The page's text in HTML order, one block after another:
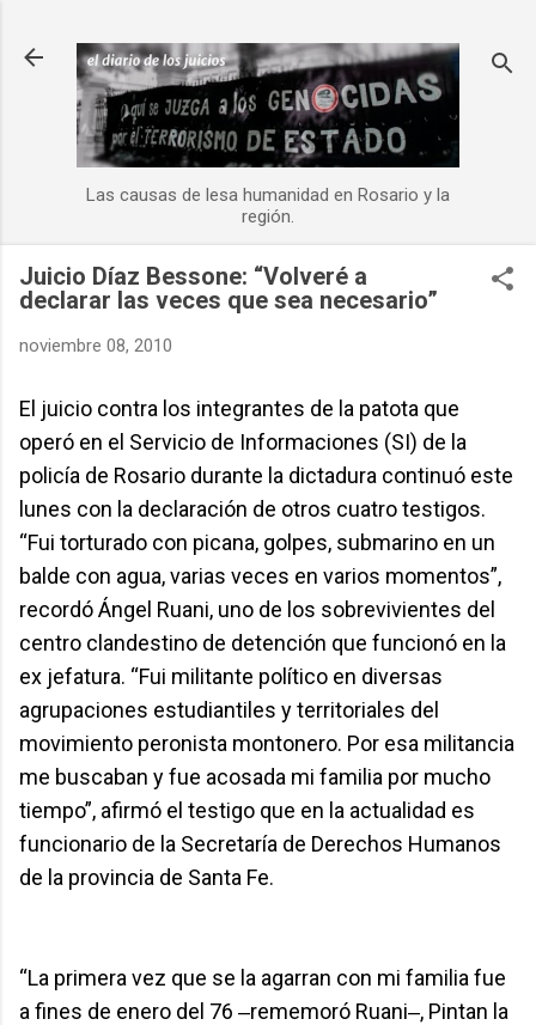
Las causas de lesa humanidad en Rosario y la
región.
Juicio Díaz Bessone: “Volveré a
declarar las veces que sea necesario”
noviembre 08, 2010
El juicio contra los integrantes de la patota que
operó en el Servicio de Informaciones (SI) de la
policía de Rosario durante la dictadura continuó este
lunes con la declaración de otros cuatro testigos.
“Fui torturado con picana, golpes, submarino en un
balde con agua, varias veces en varios momentos”,
recordó Ángel Ruani, uno de los sobrevivientes del
centro clandestino de detención que funcionó en la
ex jefatura. “Fui militante político en diversas
agrupaciones estudiantiles y territoriales del
movimiento peronista montonero. Por esa militancia
me buscaban y fue acosada mi familia por mucho
tiempo”, afirmó el testigo que en la actualidad es
funcionario de la Secretaría de Derechos Humanos
de la provincia de Santa Fe.
“La primera vez que se la agarran con mi familia fue
a fines de enero del 76 ‒rememoró Ruani‒, Pintan la